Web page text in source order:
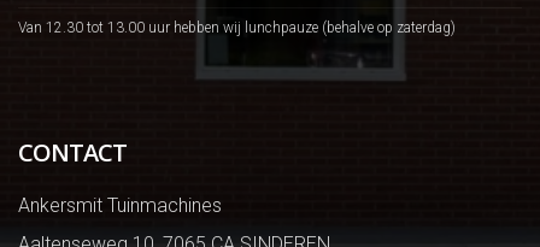
Van 12.30 tot 13.00 uur hebben wij lunchpauze (behalve op zaterdag)
CONTACT
Ankersmit Tuinmachines